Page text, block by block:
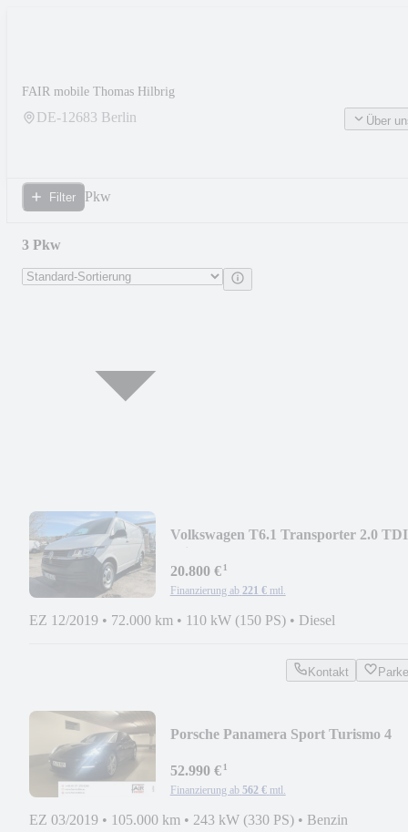
FAIR mobile Thomas Hilbrig
DE-12683 Berlin Über
Filter Pkw
3 Pkw
Volkswagen T6.1 Transporter 2.0 TDI
20.800 €¹
Finanzierung ab 221 € mtl.
EZ 12/2019 • 72.000 km • 110 kW (150 PS) • Diesel
Kontakt
Porsche Panamera Sport Turismo 4
52.990 €¹
Finanzierung ab 562 € mtl.
EZ 03/2019 • 105.000 km • 243 kW (330 PS) • Benzin